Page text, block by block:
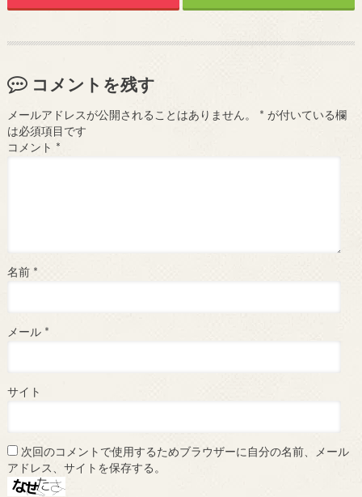
コメントを残す
メールアドレスが公開されることはありません。 * が付いている欄
は必須項目です
コメント *
名前 *
メール *
サイト
次回のコメントで使用するためブラウザーに自分の名前、メール
アドレス、サイトを保存する。